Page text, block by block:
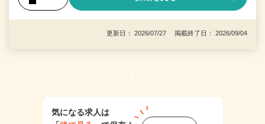
更新日： 2026/07/27 掲載終了日： 2026/09/04
1
気になる求人は